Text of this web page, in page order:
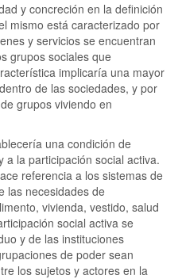
y concreción en la definición
mismo está caracterizado por
y servicios se encuentran
grupos sociales que
implicaría una mayor
de las sociedades, y por
grupos viviendo en
una condición de
a la participación social activa.
referencia a los sistemas de
las necesidades de
vivienda, vestido, salud
social activa se
y de las instituciones
de poder sean
los sujetos y actores en la